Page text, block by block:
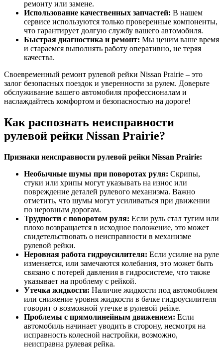
ремонту или замене.
Использование качественных запчастей: В нашем
сервисе используются только проверенные компоненты,
что гарантирует долгую службу вашего автомобиля.
Быстрая диагностика и ремонт: Мы ценим ваше время
и стараемся выполнять работу оперативно, не теряя
качества.
Своевременный ремонт рулевой рейки Nissan Prairie – это
залог безопасных поездок и уверенности за рулем. Доверьте
обслуживание вашего автомобиля профессионалам и
наслаждайтесь комфортом и безопасностью на дороге!
Как распознать неисправности
рулевой рейки Nissan Prairie?
Признаки неисправности рулевой рейки Nissan Prairie:
Необычные шумы при поворотах руля: Скрипы,
стуки или хрипы могут указывать на износ или
повреждение деталей рулевого механизма. Важно
отметить, что шумы могут усиливаться при движении
по неровным дорогам.
Трудности с поворотом руля: Если руль стал тугим или
плохо возвращается в исходное положение, это может
свидетельствовать о неисправности в механизме
рулевой рейки.
Неровная работа гидроусилителя: Если усилие на руле
изменяется, или замечаются колебания, это может быть
связано с потерей давления в гидросистеме, что также
указывает на проблему с рейкой.
Утечка жидкости: Наличие жидкости под автомобилем
или снижение уровня жидкости в бачке гидроусилителя
говорит о возможной утечке в рулевой рейке.
Проблемы с прямолинейным движением: Если
автомобиль начинает уводить в сторону, несмотря на
исправность колесной настройки, возможно,
неисправна рулевая рейка.